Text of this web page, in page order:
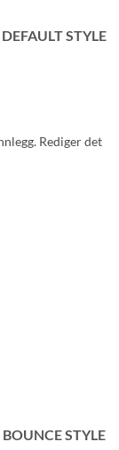
DEFAULT STYLE
Rediger det
BOUNCE STYLE